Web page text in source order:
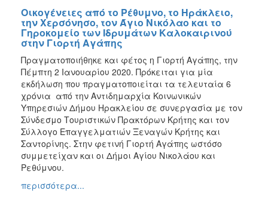
ΗΡΑΚΛΕΙΟ
Οικογένειες από το Ρέθυμνο, το Ηράκλειο,
την Χερσόνησο, τον Άγιο Νικόλαο και το
Γηροκομείο των Ιδρυμάτων Καλοκαιρινού
στην Γιορτή Αγάπης
Πραγματοποιήθηκε και φέτος η Γιορτή Αγάπης, την
Πέμπτη 2 Ιανουαρίου 2020. Πρόκειται για μία
εκδήλωση που πραγματοποιείται τα τελευταία 6
χρόνια από την Αντιδημαρχία Κοινωνικών
Υπηρεσιών Δήμου Ηρακλείου σε συνεργασία με τον
Σύνδεσμο Τουριστικών Πρακτόρων Κρήτης και τον
Σύλλογο Επαγγελματιών Ξεναγών Κρήτης και
Σαντορίνης. Στην φετινή Γιορτή Αγάπης ωστόσο
συμμετείχαν και οι Δήμοι Αγίου Νικολάου και
Ρεθύμνου.
περισσότερα...